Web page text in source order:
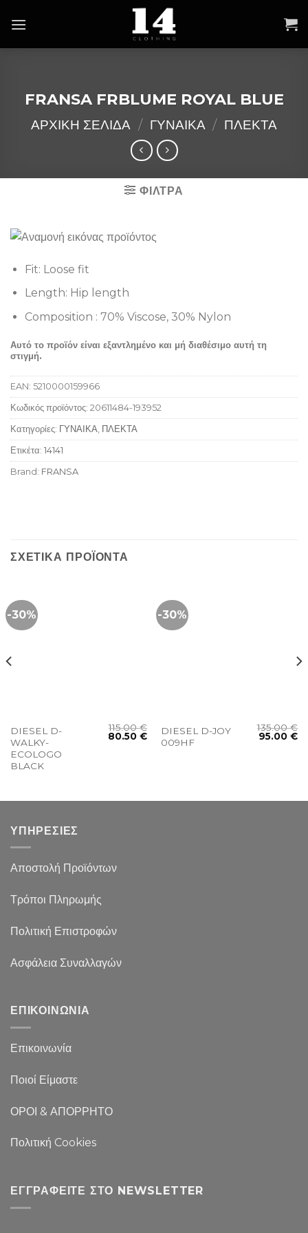
FRANSA FRBLUME ROYAL BLUE
ΑΡΧΙΚΉ ΣΕΛΊΔΑ / ΓΥΝΑΙΚΑ / ΠΛΕΚΤΑ
ΦΙΛΤΡΑ
Fit: Loose fit
Length: Hip length
Composition : 70% Viscose, 30% Nylon
Αυτό το προϊόν είναι εξαντλημένο και μή διαθέσιμο αυτή τη
στιγμή.
EAN: 5210000159966
Κωδικός προϊόντος: 20611484-193952
Κατηγορίες: ΓΥΝΑΙΚΑ, ΠΛΕΚΤΑ
Ετικέτα: 14141
Brand: FRANSA
ΣΧΕΤΙΚΆ ΠΡΟΪΌΝΤΑ
-30%
DIESEL D-
WALKY-
ECOLOGO
BLACK
115.00€
80.50€
-30%
DIESEL D-JOY
009HF
135.00€
95.00€
ΥΠΗΡΕΣΙΕΣ
Αποστολή Προϊόντων
Τρόποι Πληρωμής
Πολιτική Επιστροφών
Ασφάλεια Συναλλαγών
ΕΠΙΚΟΙΝΩΝΙΑ
Επικοινωνία
Ποιοί Είμαστε
ΟΡΟΙ & ΑΠΟΡΡΗΤΟ
Πολιτική Cookies
ΕΓΓΡΑΦΕΊΤΕ ΣΤΟ NEWSLETTER